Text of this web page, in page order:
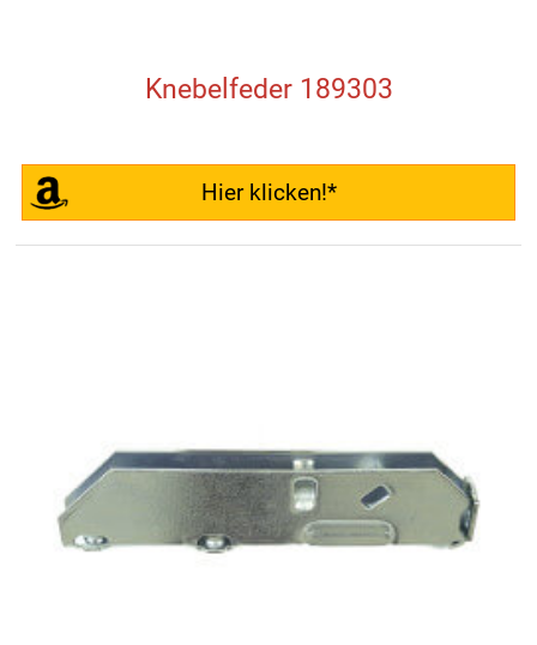
Knebelfeder 189303
Hier klicken!*